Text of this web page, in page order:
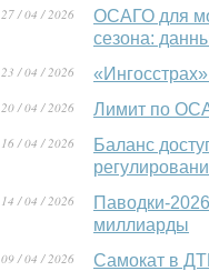
27 / 04 / 2026
ОСАГО для
сезона:
23 / 04 / 2026
20 / 04 / 2026 Лимит по
16 / 04 / 2026
Баланс
14 / 04 / 2026
Паводки-
миллиарды
09 / 04 / 2026
Самокат в